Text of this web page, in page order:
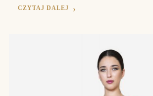
CZYTAJ DALEJ